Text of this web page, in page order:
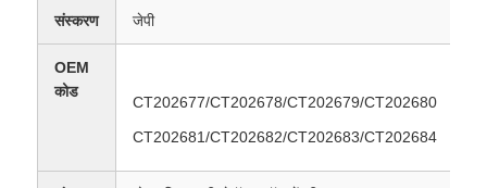
संस्करण जेपी
OEM
कोड
CT202677/CT202678/CT202679/CT202680
CT202681/CT202682/CT202683/CT202684